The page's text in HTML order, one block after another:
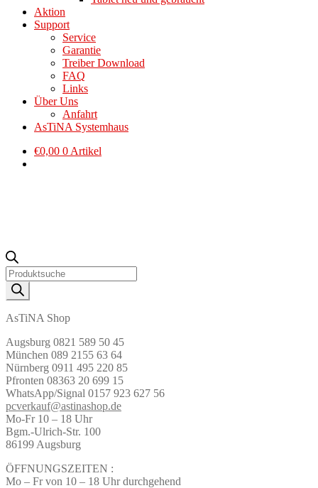
Aktion
Support
Service
Garantie
Treiber Download
FAQ
Links
Über Uns
Anfahrt
AsTiNA Systemhaus
€0,00 0 Artikel
Products
search
AsTiNA Shop
Augsburg 0821 589 50 45
München 089 2155 63 64
Nürnberg 0911 495 220 85
Pfronten 08363 20 699 15
WhatsApp/Signal 0157 923 627 56
pcverkauf@astinashop.de
Mo-Fr 10 – 18 Uhr
Bgm.-Ulrich-Str. 100
86199 Augsburg
ÖFFNUNGSZEITEN :
Mo – Fr von 10 – 18 Uhr durchgehend